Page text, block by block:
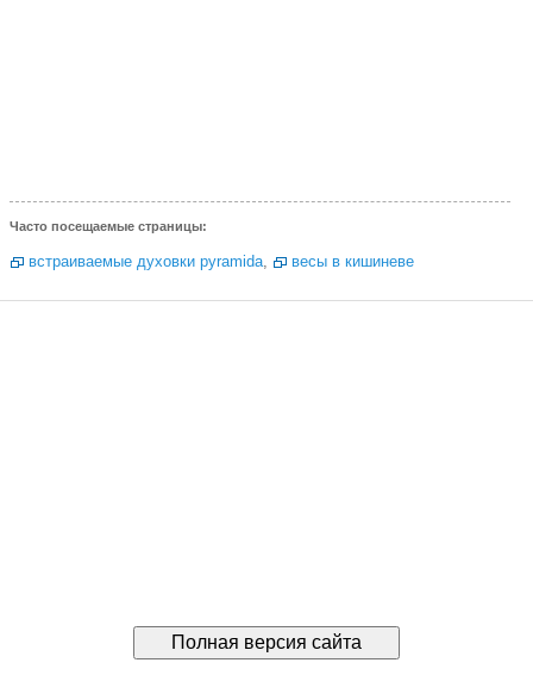
Часто посещаемые страницы:
встраиваемые духовки pyramida, весы в кишиневе